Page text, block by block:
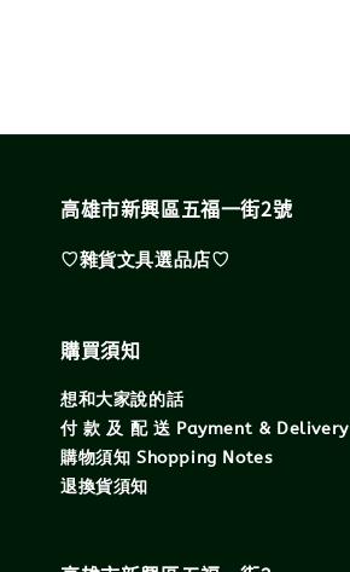
高雄市新興區五福一街2號
♡雜貨文具選品店♡
購買須知
想和大家說的話
付 款 及 配 送 Payment & Delivery
購物須知 Shopping Notes
退換貨須知